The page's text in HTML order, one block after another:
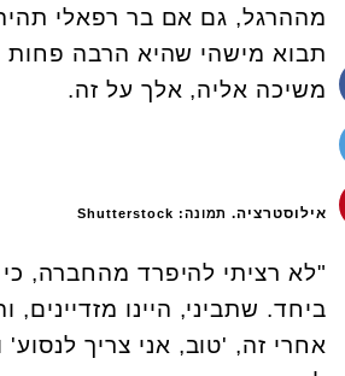
מההרגל, גם אם בר רפאלי תהיה
תבוא מישהי שהיא הרבה פחות
משיכה אליה, אלך על זה.
אילוסטרציה. תמונה: Shutterstock
"לא רציתי להיפרד מהחברה, כי
ביחד. שתביני, היינו מזדיינים,
אחרי זה, 'טוב, אני צריך לנסוע'